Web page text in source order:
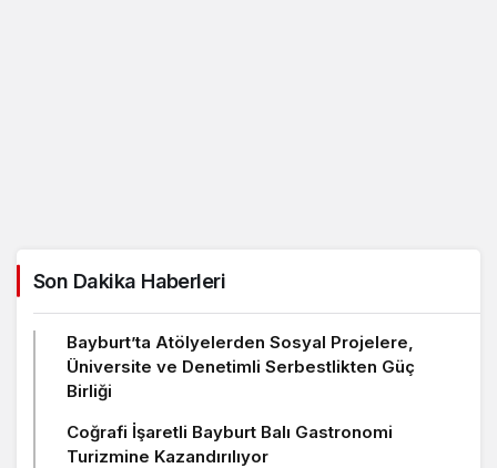
Son Dakika Haberleri
Bayburt’ta Atölyelerden Sosyal Projelere,
Üniversite ve Denetimli Serbestlikten Güç
Birliği
Coğrafi İşaretli Bayburt Balı Gastronomi
Turizmine Kazandırılıyor